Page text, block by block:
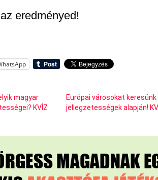
eredményed!
magyar
KVÍZ
Európai városokat keresünk
jellegzetességek alapján!